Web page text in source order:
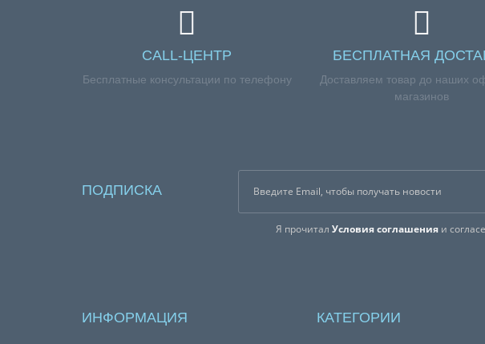
CALL-ЦЕНТР
Бесплатные консультации по телефону
БЕСПЛАТНАЯ
Доставляем товар до наших
магазинов
ПОДПИСКА
Я прочиталУсловия соглашения и
ИНФОРМАЦИЯ КАТЕГОРИИ